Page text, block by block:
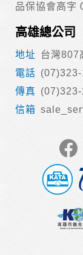
品保協會高字
高雄總公司
台灣807